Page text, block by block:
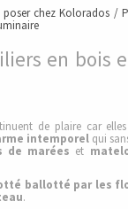
chez Kolorados /
en bois
de plaire car
intemporelqui
de marées et
ballotté par les
.